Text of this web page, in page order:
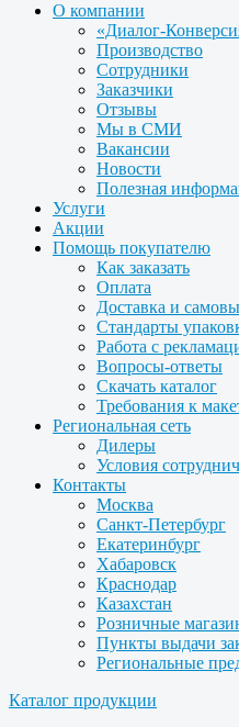
О компании
«Диалог-
Производство
Сотрудники
Заказчики
Отзывы
Мы в СМИ
Вакансии
Новости
Полезная
Услуги
Акции
Помощь покупателю
Как заказать
Оплата
Доставка и
Стандарты
Работа с
Вопросы-ответы
Скачать каталог
Требования к
Региональная сеть
Дилеры
Условия
Контакты
Москва
Санкт-Петербург
Екатеринбург
Хабаровск
Краснодар
Казахстан
Розничные
Пункты выдачи
Региональные
Каталог продукции